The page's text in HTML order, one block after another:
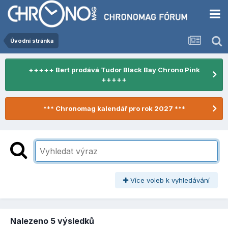
Úvodní stránka
+++++ Bert prodává Tudor Black Bay Chrono Pink
+++++
*** Chronomag kalendář pro rok 2027 ***
Více voleb k vyhledávání
Nalezeno 5 výsledků